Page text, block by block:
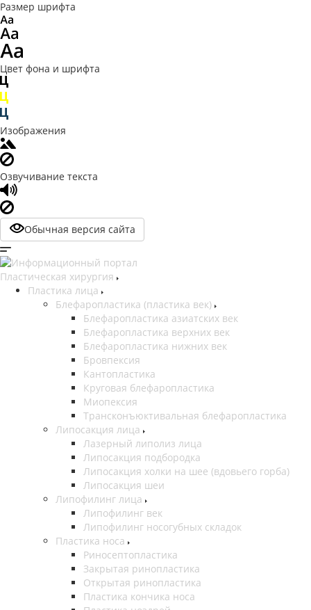
Размер шрифта
Цвет фона и шрифта
Изображения
Озвучивание текста
Обычная версия сайта
Пластическая хирургия
Пластика лица
Блефаропластика (пластика век)
Блефаропластика азиатских век
Блефаропластика верхних век
Блефаропластика нижних век
Бровпексия
Кантопластика
Круговая блефаропластика
Миопексия
Трансконъюктивальная блефаропластика
Липосакция лица
Лазерный липолиз лица
Липосакция подбородка
Липосакция холки на шее (вдовьего горба)
Липосакция шеи
Липофилинг лица
Липофилинг век
Липофилинг носогубных складок
Пластика носа
Риносептопластика
Закрытая ринопластика
Открытая ринопластика
Пластика кончика носа